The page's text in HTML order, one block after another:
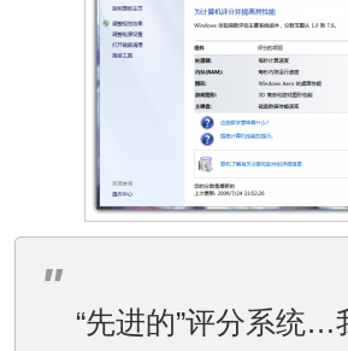
“先进的”评分系统…